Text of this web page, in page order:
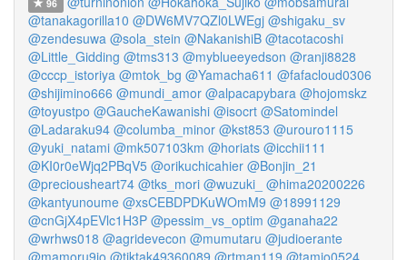
96
@tanakagorilla10 @DW6MV7QZl0LWEgj @shigaku_sv
@zendesuwa @sola_stein @NakanishiB @tacotacoshi
@Little_Gidding @tms313 @myblueeyedson @ranji8828
@cccp_istoriya @mtok_bg @Yamacha611 @fafacloud0306
@shijimino666 @mundi_amor @alpacapybara @hojomskz
@toyustpo @GaucheKawanishi @isocrt @Satomindel
@Ladaraku94 @columba_minor @kst853 @urouro1115
@yuki_natami @mk507103km @horiats @icchii111
@KI0r0eWjq2PBqV5 @orikuchicahier @Bonjin_21
@preciousheart74 @tks_mori @wuzuki_ @hima20200226
@kantyunoume @xsCEBDPDKuWOmM9 @18991129
@cnGjX4pEVlc1H3P @pessim_vs_optim @ganaha22
@wrhws018 @agridevecon @mumutaru @judioerante
@mamoru9jo @tiktak49360089 @rtman119 @tamio0524